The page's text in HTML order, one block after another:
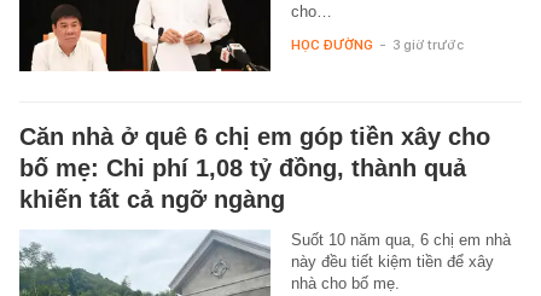
cho…
HỌC ĐƯỜNG - 3 giờ trước
Căn nhà ở quê 6 chị em góp tiền xây cho
bố mẹ: Chi phí 1,08 tỷ đồng, thành quả
khiến tất cả ngỡ ngàng
Suốt 10 năm qua, 6 chị em nhà
này đều tiết kiệm tiền để xây
nhà cho bố mẹ.